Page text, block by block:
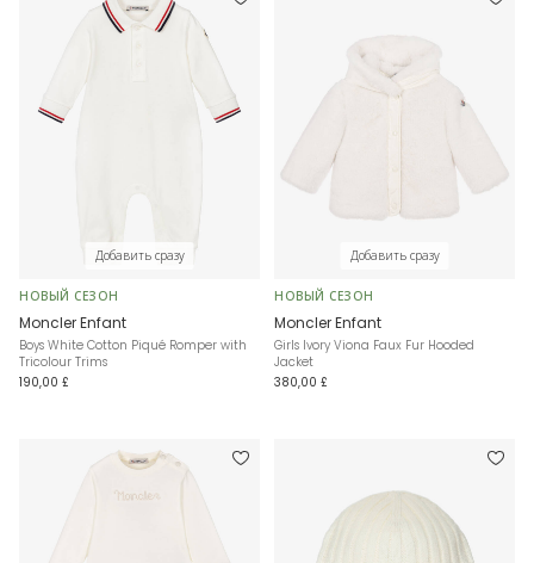
Добавить сразу
НОВЫЙ СЕЗОН
Moncler Enfant
Boys White Cotton Piqué Romper with
Tricolour Trims
190,00 £
Добавить сразу
НОВЫЙ СЕЗОН
Moncler Enfant
Girls Ivory Viona Faux Fur Hooded
Jacket
380,00 £